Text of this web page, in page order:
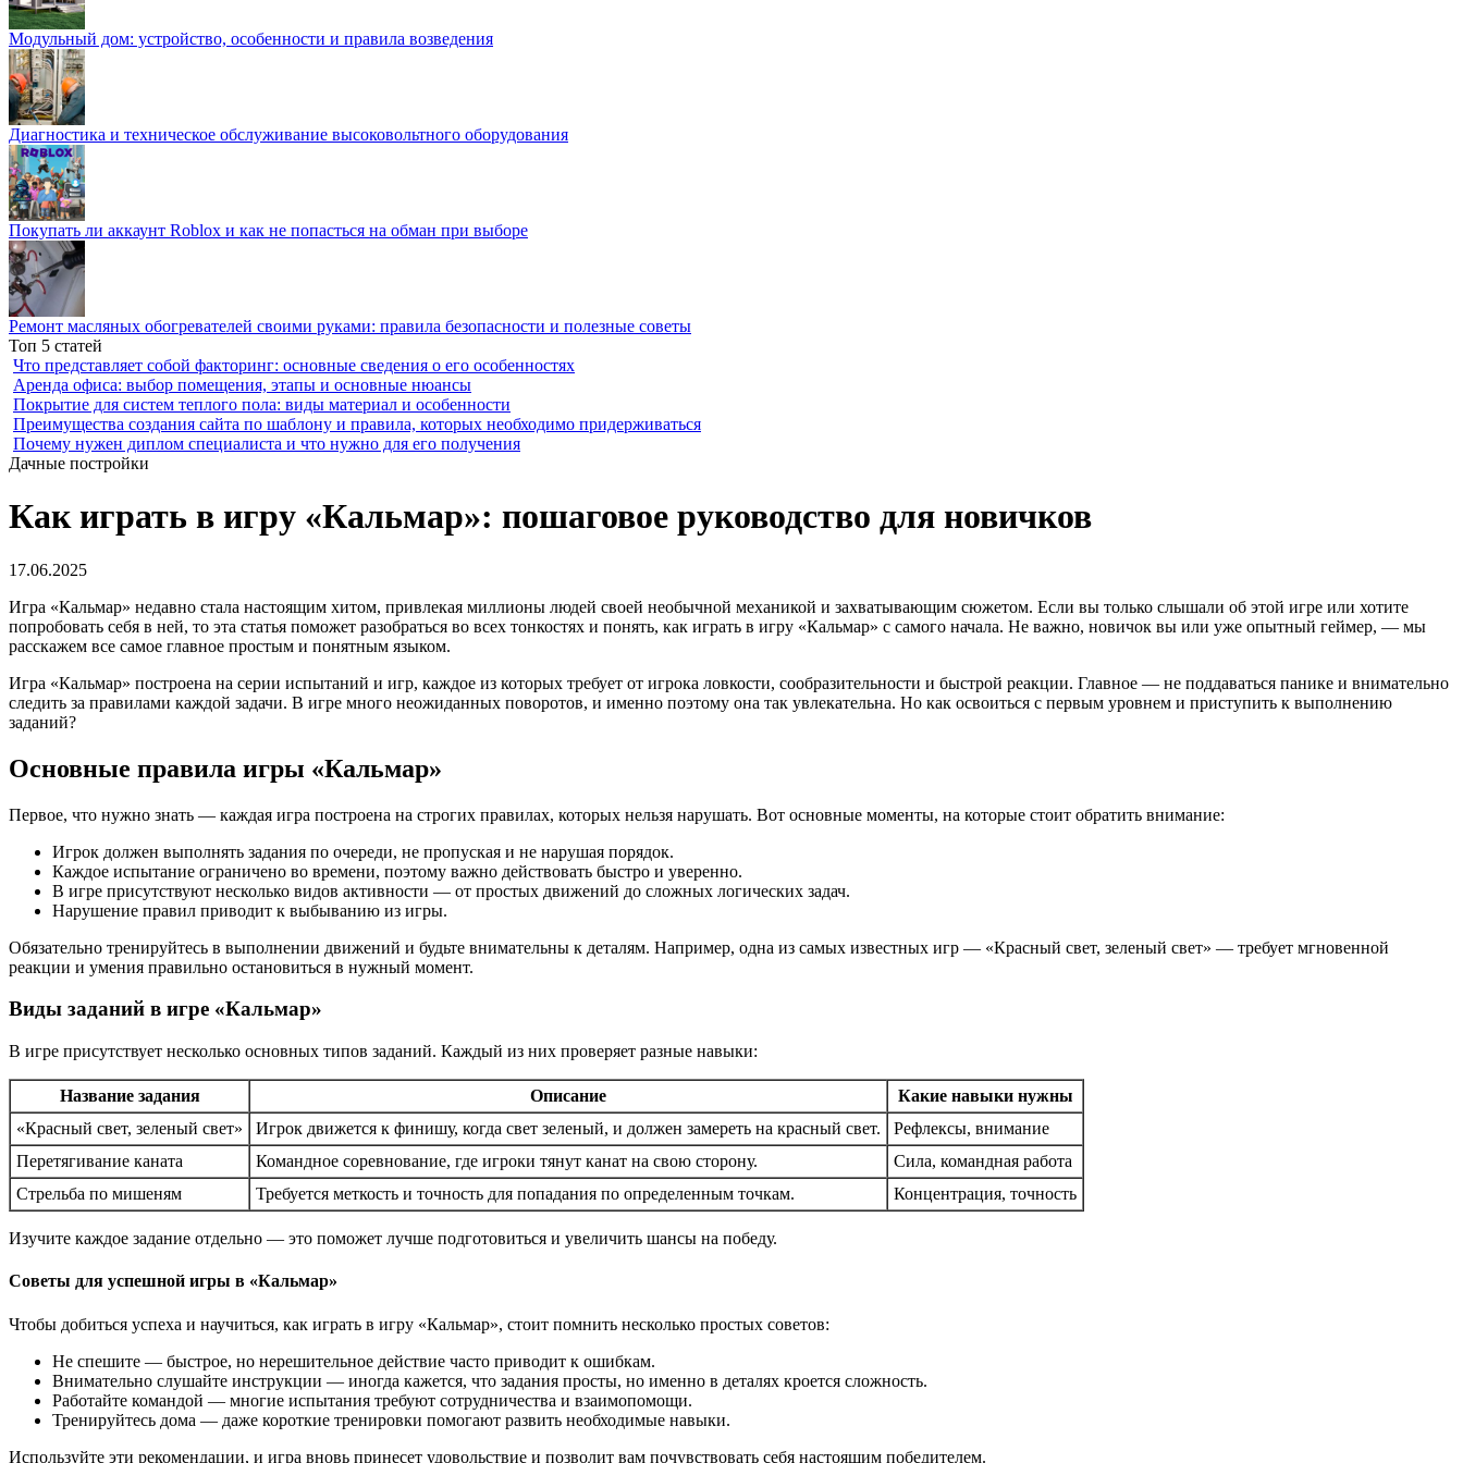
Модульный дом: устройство, особенности и правила возведения
Диагностика и техническое обслуживание высоковольтного оборудования
Покупать ли аккаунт Roblox и как не попасться на обман при выборе
Ремонт масляных обогревателей своими руками: правила безопасности и полезные советы
Топ 5 статей
Что представляет собой факторинг: основные сведения о его особенностях
Аренда офиса: выбор помещения, этапы и основные нюансы
Покрытие для систем теплого пола: виды материал и особенности
Преимущества создания сайта по шаблону и правила, которых необходимо придерживаться
Почему нужен диплом специалиста и что нужно для его получения
Дачные постройки
Как играть в игру «Кальмар»: пошаговое руководство для новичков
17.06.2025
Игра «Кальмар» недавно стала настоящим хитом, привлекая миллионы людей своей необычной механикой и захватывающим сюжетом. Если вы только слышали об этой игре или хотите
попробовать себя в ней, то эта статья поможет разобраться во всех тонкостях и понять, как играть в игру «Кальмар» с самого начала. Не важно, новичок вы или уже опытный геймер, — мы
расскажем все самое главное простым и понятным языком.
Игра «Кальмар» построена на серии испытаний и игр, каждое из которых требует от игрока ловкости, сообразительности и быстрой реакции. Главное — не поддаваться панике и внимательно
следить за правилами каждой задачи. В игре много неожиданных поворотов, и именно поэтому она так увлекательна. Но как освоиться с первым уровнем и приступить к выполнению
заданий?
Основные правила игры «Кальмар»
Первое, что нужно знать — каждая игра построена на строгих правилах, которых нельзя нарушать. Вот основные моменты, на которые стоит обратить внимание:
Игрок должен выполнять задания по очереди, не пропуская и не нарушая порядок.
Каждое испытание ограничено во времени, поэтому важно действовать быстро и уверенно.
В игре присутствуют несколько видов активности — от простых движений до сложных логических задач.
Нарушение правил приводит к выбыванию из игры.
Обязательно тренируйтесь в выполнении движений и будьте внимательны к деталям. Например, одна из самых известных игр — «Красный свет, зеленый свет» — требует мгновенной
реакции и умения правильно остановиться в нужный момент.
Виды заданий в игре «Кальмар»
В игре присутствует несколько основных типов заданий. Каждый из них проверяет разные навыки:
Название задания Описание
Какие навыки нужны
«Красный свет, зеленый свет»
Игрок движется к финишу, когда свет зеленый, и должен замереть на красный свет.
Рефлексы, внимание
Перетягивание каната
Командное соревнование, где игроки тянут канат на свою сторону.
Сила, командная работа
Стрельба по мишеням
Требуется меткость и точность для попадания по определенным точкам. Концентрация, точность
Изучите каждое задание отдельно — это поможет лучше подготовиться и увеличить шансы на победу.
Советы для успешной игры в «Кальмар»
Чтобы добиться успеха и научиться, как играть в игру «Кальмар», стоит помнить несколько простых советов:
Не спешите — быстрое, но нерешительное действие часто приводит к ошибкам.
Внимательно слушайте инструкции — иногда кажется, что задания просты, но именно в деталях кроется сложность.
Работайте командой — многие испытания требуют сотрудничества и взаимопомощи.
Тренируйтесь дома — даже короткие тренировки помогают развить необходимые навыки.
Используйте эти рекомендации, и игра вновь принесет удовольствие и позволит вам почувствовать себя настоящим победителем.